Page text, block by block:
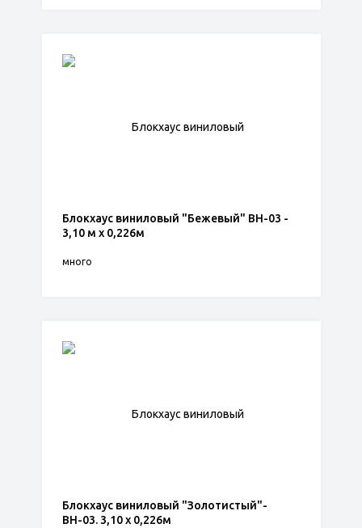
Блокхаус виниловый "Бежевый" ВН-03 -
3,10 м х 0,226м
много
Блокхаус виниловый "Золотистый"-
ВН-03. 3,10 х 0,226м